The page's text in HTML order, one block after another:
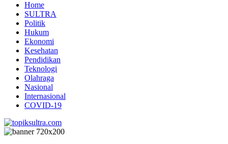
Home
SULTRA
Politik
Hukum
Ekonomi
Kesehatan
Pendidikan
Teknologi
Olahraga
Nasional
Internasional
COVID-19